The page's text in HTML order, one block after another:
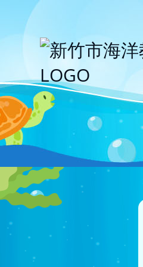
移至網頁之主要內容區位置